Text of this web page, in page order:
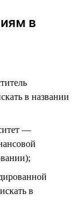
в
в названии
—
в